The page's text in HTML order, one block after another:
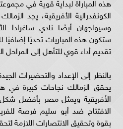
الكونفدرالية الأفريقية، يجد
وسيواجهان أيضًا نادي ساغرادا
ستكون هذه المباريات تحديًا
تقديم أداء قوي للتأهل إلى المراحل
بالنظر إلى الإعداد والتحضيرات
يحقق الزمالك نجاحات كبيرة في
الأفريقية ويمثل مصر بأفضل
الافتتاح ضد أبو سليم فرصة
بقوة وتحقيق الانتصارات اللازمة